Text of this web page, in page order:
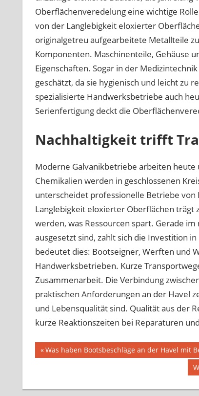
Oberflächenveredelung eine wichtige
von der Langlebigkeit eloxierter
originalgetreu aufgearbeitete Metallteile
Komponenten. Maschinenteile, Gehäuse
Eigenschaften. Sogar in der
geschätzt, da sie hygienisch und leicht zu
spezialisierte Handwerksbetriebe auch
Serienfertigung deckt die
Nachhaltigkeit trifft
Moderne Galvanikbetriebe arbeiten
Chemikalien werden in geschlossenen
unterscheidet professionelle Betriebe
Langlebigkeit eloxierter Oberflächen trägt
werden, was Ressourcen spart. Gerade
ausgesetzt sind, zahlt sich die Investition
bedeutet dies: Bootseigner, Werften und
Handwerksbetrieben. Kurze
Zusammenarbeit. Die Verbindung
praktischen Anforderungen an der Havel
und Lebensqualität sind. Qualität aus der
kurze Reaktionszeiten bei Reparaturen
Beitragsnavigation
Vorheriger
Was haben Bootsbeschläge an der Havel mit